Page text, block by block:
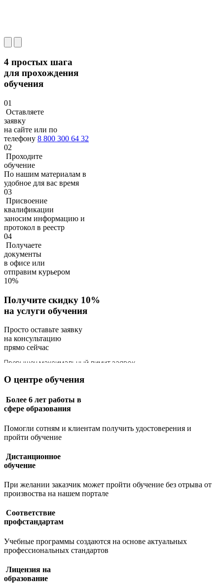
4 простых шага
для прохождения
обучения
01
Оставляете
заявку
на сайте или по
телефону 8 800 300 64 32
02
Проходите
обучение
По нашим материалам в
удобное для вас время
03
Присвоение
квалификации
заносим информацию и
протокол в реестр
04
Получаете
документы
в офисе или
отправим курьером
10%
Получите скидку 10%
на услуги обучения
Просто оставьте заявку
на консультацию
прямо сейчас
О центре обучения
Более 6 лет работы в
сфере образования
Помогли сотням и клиентам получить удостоверения и
пройти обучение
Дистанционное
обучение
При желании заказчик может пройти обучение без отрыва от
произвоства на нашем портале
Соответствие
профстандартам
Учебные программы создаются на основе актуальных
профессиональных стандартов
Лицензия на
образование